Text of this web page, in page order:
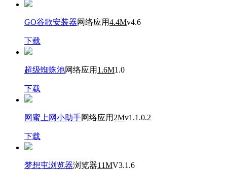
GO谷歌安装器网络应用4.4Mv4.6
下载
超级蜘蛛池网络应用 1.6M1.0
下载
网蜜上网小助手网络应用 2Mv1.1.0.2
下载
梦想屯浏览器浏览器11MV3.1.6